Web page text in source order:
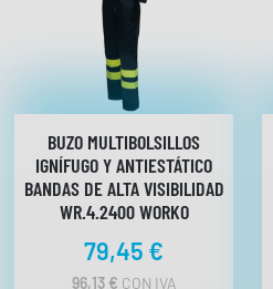
BUZO MULTIBOLSILLOS
IGNÍFUGO Y ANTIESTÁTICO
BANDAS DE ALTA VISIBILIDAD
WR.4.2400 WORKO
79,45 €
96,13 € CON IVA